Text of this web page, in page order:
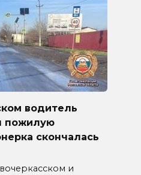
водитель
пожилую
скончалась
и